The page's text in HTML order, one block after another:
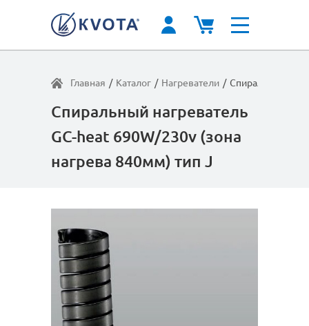
Главная / Каталог / Нагреватели / Спиральный
Спиральный нагреватель
GC-heat 690W/230v (зона
нагрева 840мм) тип J